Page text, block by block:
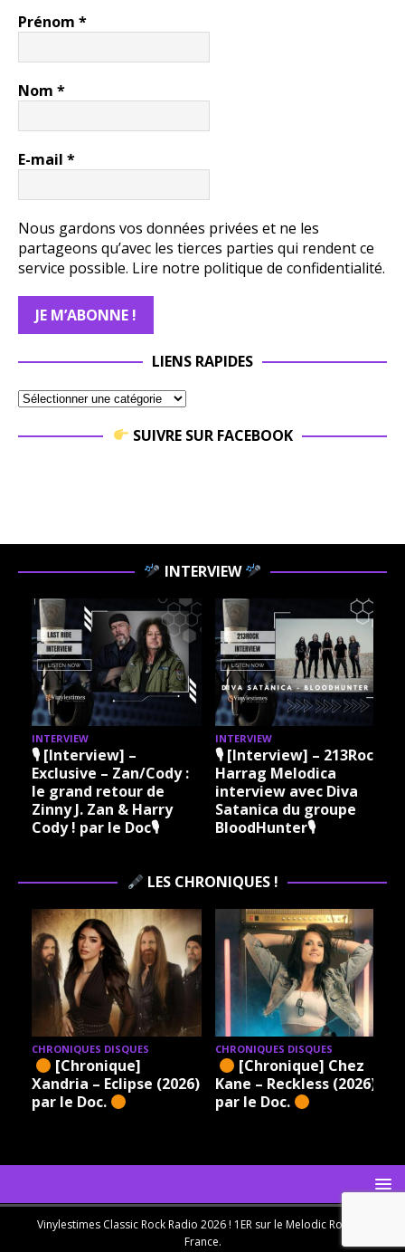
Prénom *
Nom *
E-mail *
Nous gardons vos données privées et ne les
partageons qu’avec les tierces parties qui rendent ce
service possible. Lire notre politique de confidentialité.
LIENS RAPIDES
SUIVRE SUR FACEBOOK
INTERVIEW
INTERVIEW
🎙 [Interview] –
Exclusive – Zan/Cody :
le grand retour de
Zinny J. Zan & Harry
Cody ! par le Doc🎙
INTERVIEW
🎙 [Interview] – 213Rock
Harrag Melodica
interview avec Diva
Satanica du groupe
BloodHunter🎙
LES CHRONIQUES !
CHRONIQUES DISQUES
[Chronique]
Xandria – Eclipse (2026)
par le Doc.
CHRONIQUES DISQUES
[Chronique] Chez
Kane – Reckless (2026)
par le Doc.
Vinylestimes Classic Rock Radio 2026 ! 1ER sur le Melodic Rock en
France.